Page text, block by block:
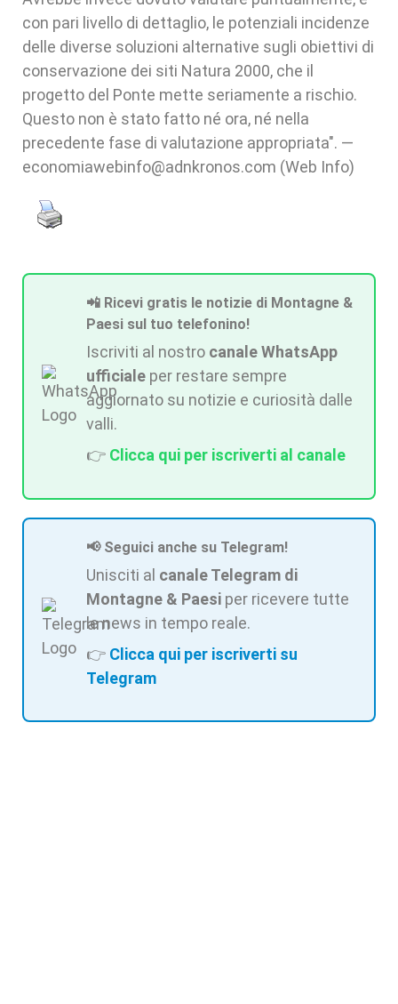
con pari livello di dettaglio, le potenziali incidenze
delle diverse soluzioni alternative sugli obiettivi di
conservazione dei siti Natura 2000, che il
progetto del Ponte mette seriamente a rischio.
Questo non è stato fatto né ora, né nella
precedente fase di valutazione appropriata". —
economiawebinfo@adnkronos.com (Web Info)
📲 Ricevi gratis le notizie di Montagne &
Paesi sul tuo telefonino!
Iscriviti al nostro canale WhatsApp
ufficiale per restare sempre
aggiornato su notizie e curiosità dalle
valli.
👉 Clicca qui per iscriverti al canale
📢 Seguici anche su Telegram!
Unisciti al canale Telegram di
Montagne & Paesi per ricevere tutte
le news in tempo reale.
👉 Clicca qui per iscriverti su
Telegram